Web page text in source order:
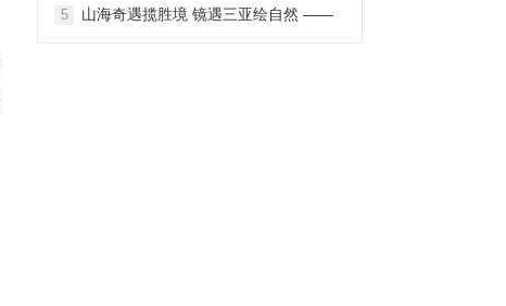
5
山海奇遇揽胜境 镜遇三亚绘自然 ——